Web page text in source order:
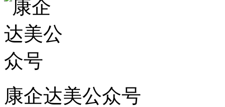
康企达美公众号